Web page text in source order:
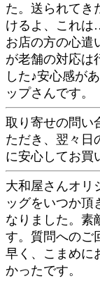
た。送られてき
けるよ、これは
お店の方の心遣
が老舗の対応は
した♪安心感が
ップさんです。
取り寄せの問い
ただき、翌々日
に安心してお買
大和屋さんオリ
ッグをいつか頂
なりました。素
す。質問へのご
早く、こまめに
かったです。